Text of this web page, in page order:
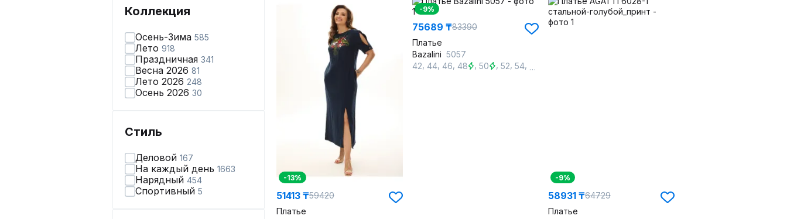
Коллекция
Осень-Зима 585
Лето 918
Праздничная 341
Весна 2026 81
Лето 2026 248
Осень 2026 30
Стиль
Деловой 167
На каждый день 1663
Нарядный 454
Спортивный 5
-13%
51413 ₸59420
Платье
-9%
75689 ₸83390
Платье
Bazalini 5057
42 44 46 48 ,50 52 54
-9%
58931 ₸64729
Платье